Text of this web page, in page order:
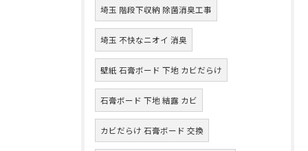
埼玉 階段下収納 除菌消臭工事
埼玉 不快なニオイ 消臭
壁紙 石膏ボード 下地 カビだらけ
石膏ボード 下地 結露 カビ
カビだらけ 石膏ボード 交換